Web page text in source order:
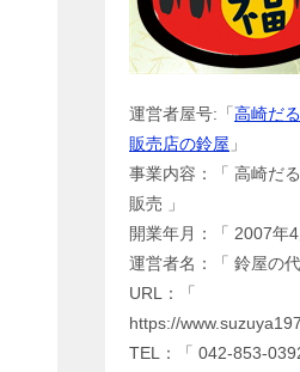
運営者屋号:「 高崎だ
販売店の鈴屋 」
事業内容：「 高崎だ
販売 」
開業年月：「 2007年4
運営者名：「 鈴屋の
URL：「
https://
TEL：「 042-853-